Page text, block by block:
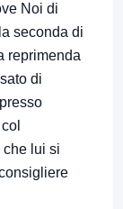
Noi di
seconda di
reprimenda
di
che lui si